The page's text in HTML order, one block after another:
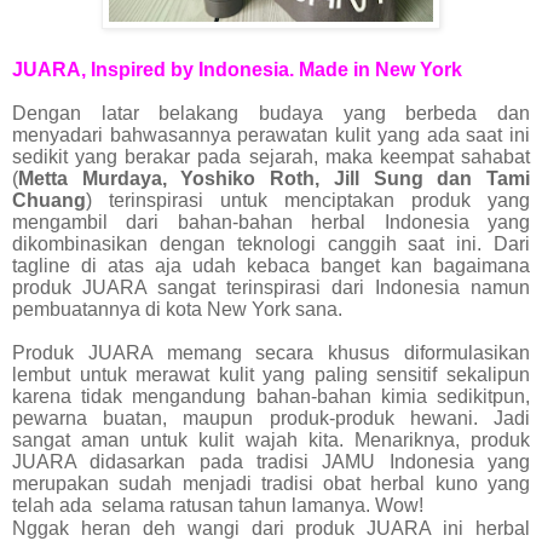
JUARA, Inspired by Indonesia. Made in New York
Dengan latar belakang budaya yang berbeda dan
menyadari bahwasannya perawatan kulit yang ada saat ini
sedikit yang berakar pada sejarah, maka keempat sahabat
(Metta Murdaya, Yoshiko Roth, Jill Sung dan Tami
Chuang) terinspirasi untuk menciptakan produk yang
mengambil dari bahan-bahan herbal Indonesia yang
dikombinasikan dengan teknologi canggih saat ini. Dari
tagline di atas aja udah kebaca banget kan bagaimana
produk JUARA sangat terinspirasi dari Indonesia namun
pembuatannya di kota New York sana.
Produk JUARA memang secara khusus diformulasikan
lembut untuk merawat kulit yang paling sensitif sekalipun
karena tidak mengandung bahan-bahan kimia sedikitpun,
pewarna buatan, maupun produk-produk hewani. Jadi
sangat aman untuk kulit wajah kita. Menariknya, produk
JUARA didasarkan pada tradisi JAMU Indonesia yang
merupakan sudah menjadi tradisi obat herbal kuno yang
telah ada selama ratusan tahun lamanya. Wow!
Nggak heran deh wangi dari produk JUARA ini herbal